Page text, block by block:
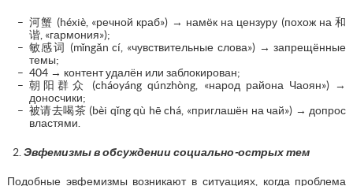
河蟹 (héxiè, «речной краб») → намёк на цензуру (похож на 和
谐, «гармония»);
敏感词 (mǐngǎn cí, «чувствительные слова») → запрещённые
темы;
404 → контент удалён или заблокирован;
朝阳群众 (cháoyáng qúnzhòng, «народ района Чаоян») →
доносчики;
被请去喝茶 (bèi qǐng qù hē chá, «приглашён на чай») → допрос
властями.
Эвфемизмы в обсуждении социально-острых тем
Подобные эвфемизмы возникают в ситуациях, когда проблема